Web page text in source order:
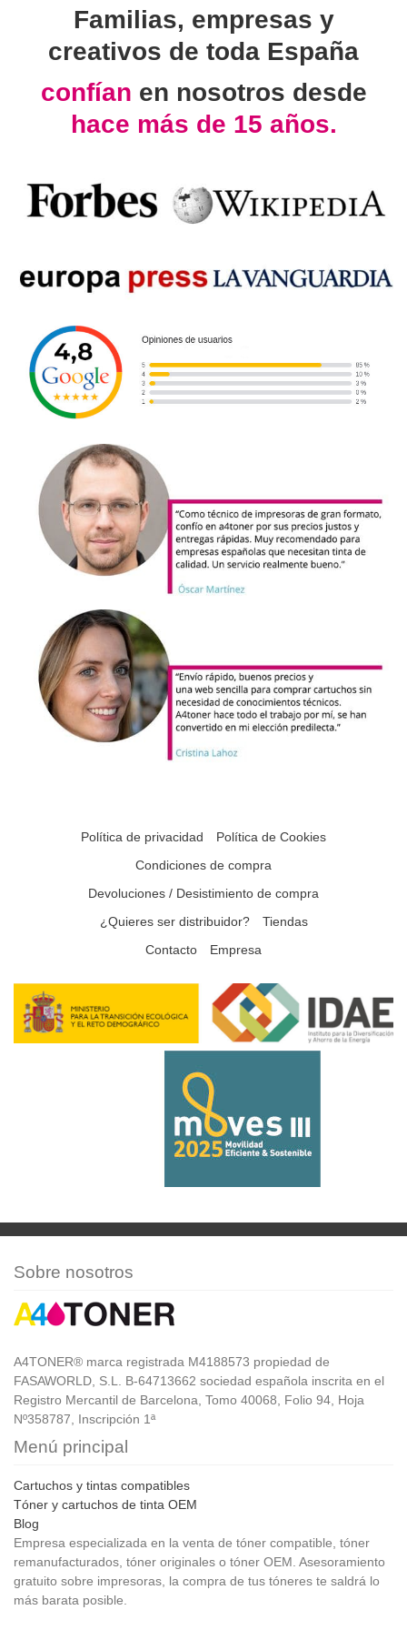
Familias, empresas y
creativos de toda España
confían en nosotros desde
hace más de 15 años.
Política de privacidad
Política de Cookies
Condiciones de compra
Devoluciones / Desistimiento de compra
¿Quieres ser distribuidor?
Tiendas
Contacto
Empresa
Sobre nosotros
A4TONER® marca registrada M4188573 propiedad de
FASAWORLD, S.L. B-64713662 sociedad española inscrita en el
Registro Mercantil de Barcelona, Tomo 40068, Folio 94, Hoja
Nº358787, Inscripción 1ª
Menú principal
Cartuchos y tintas compatibles
Tóner y cartuchos de tinta OEM
Blog
Empresa especializada en la venta de tóner compatible, tóner
remanufacturados, tóner originales o tóner OEM. Asesoramiento
gratuito sobre impresoras, la compra de tus tóneres te saldrá lo
más barata posible.